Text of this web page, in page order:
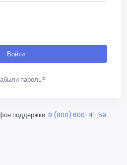
Войти
пароль?
поддержки: 8 (800) 600-41-59